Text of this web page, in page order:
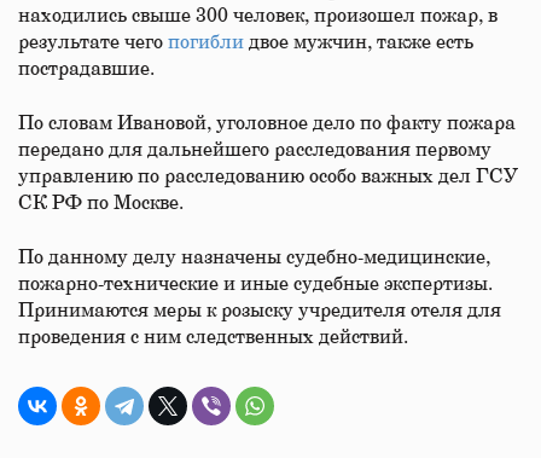
находились свыше 300 человек, произошел пожар, в
результате чего погибли двое мужчин, также есть
пострадавшие.
По словам Ивановой, уголовное дело по факту пожара
передано для дальнейшего расследования первому
управлению по расследованию особо важных дел ГСУ
СК РФ по Москве.
По данному делу назначены судебно-медицинские,
пожарно-технические и иные судебные экспертизы.
Принимаются меры к розыску учредителя отеля для
проведения с ним следственных действий.